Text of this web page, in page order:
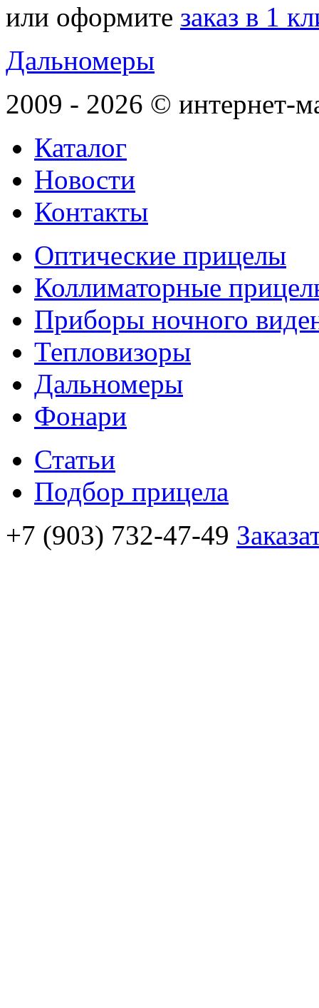
или оформите заказ в 1
Дальномеры
2009 - 2026 © интернет-
Каталог
Новости
Контакты
Оптические прицелы
Коллиматорные
Приборы ночного
Тепловизоры
Дальномеры
Фонари
Статьи
Подбор прицела
+7 (903) 732-47-49